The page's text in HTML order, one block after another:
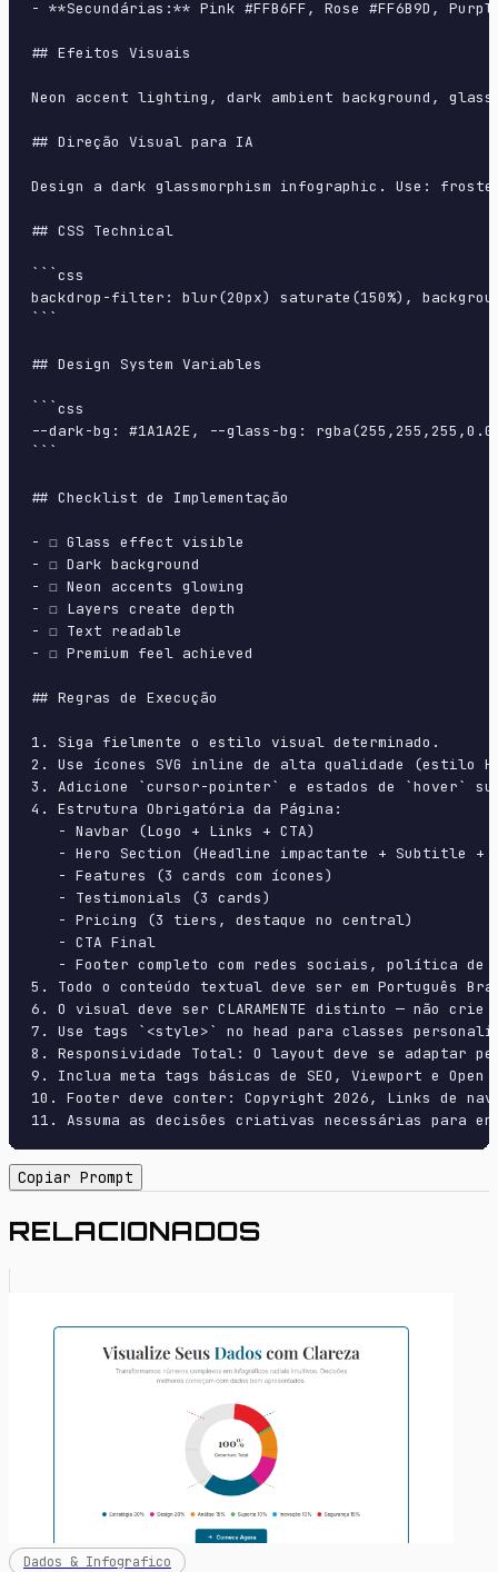
- **Secundárias:** Pink #FFB6FF, Rose #FF6B9D,
## Efeitos Visuais
Neon accent lighting, dark ambient background,
## Direção Visual para IA
Design a dark glassmorphism infographic. Use:
## CSS Technical
```css
backdrop-filter: blur(20px) saturate(150%),
```
## Design System Variables
```css
--dark-bg: #1A1A2E, --glass-bg:
```
## Checklist de Implementação
- ☐ Glass effect visible
- ☐ Dark background
- ☐ Neon accents glowing
- ☐ Layers create depth
- ☐ Text readable
- ☐ Premium feel achieved
## Regras de Execução
1. Siga fielmente o estilo visual determinado.
2. Use ícones SVG inline de alta qualidade (estilo
3. Adicione `cursor-pointer` e estados de `hover`
4. Estrutura Obrigatória da Página:
   - Navbar (Logo + Links + CTA)
- Hero Section (Headline impactante + Subtitle +
   - Features (3 cards com ícones)
   - Testimonials (3 cards)
   - Pricing (3 tiers, destaque no central)
   - CTA Final
- Footer completo com redes sociais, política
5. Todo o conteúdo textual deve ser em Português
6. O visual deve ser CLARAMENTE distinto — não
7. Use tags `<style>` no head para classes
8. Responsividade Total: O layout deve se adaptar
9. Inclua meta tags básicas de SEO, Viewport e Open
10. Footer deve conter: Copyright 2026, Links de
11. Assuma as decisões criativas necessárias para
Copiar Prompt
RELACIONADOS
Dados & Infografico